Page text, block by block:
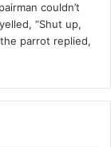
couldn’t
“Shut up,
parrot replied,